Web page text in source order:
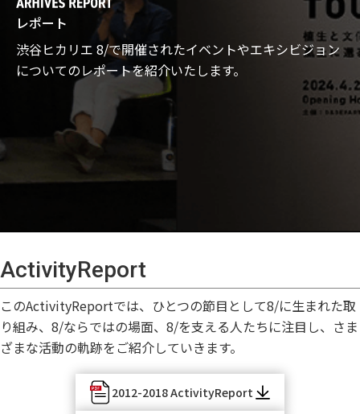
レポート
渋谷ヒカリエ 8/で開催されたイベントやエキシビジョン
についてのレポートを紹介いたします。
ActivityReport
このActivityReportでは、ひとつの節目として8/に生まれた取
り組み、8/ならではの場面、8/を支える人たちに注目し、さま
ざまな活動の軌跡をご紹介していきます。
2012-2018 ActivityReport